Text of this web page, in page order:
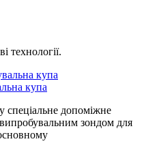
технології.
купа
спеціальне допоміжне
зондом для